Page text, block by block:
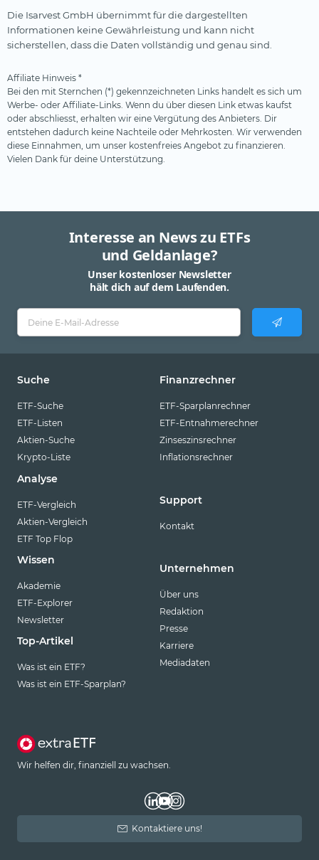
Die Isarvest GmbH übernimmt für die dargestellten
Informationen keine Gewährleistung und kann nicht
sicherstellen, dass die Daten vollständig und genau sind.
Affiliate Hinweis *
Bei den mit Sternchen (*) gekennzeichneten Links handelt es sich um
Werbe- oder Affiliate-Links. Wenn du über diesen Link etwas kaufst
oder abschliesst, erhalten wir eine Vergütung des Anbieters. Dir
entstehen dadurch keine Nachteile oder Mehrkosten. Wir verwenden
diese Einnahmen, um unser kostenfreies Angebot zu finanzieren.
Vielen Dank für deine Unterstützung.
Interesse an News zu ETFs
und Geldanlage?
Unser kostenloser Newsletter
hält dich auf dem Laufenden.
Suche
ETF-Suche
ETF-Listen
Aktien-Suche
Krypto-Liste
Analyse
ETF-Vergleich
Aktien-Vergleich
ETF Top Flop
Wissen
Akademie
ETF-Explorer
Newsletter
Top-Artikel
Was ist ein ETF?
Was ist ein ETF-Sparplan?
Finanzrechner
ETF-Sparplanrechner
ETF-Entnahmerechner
Zinseszinsrechner
Inflationsrechner
Support
Kontakt
Unternehmen
Über uns
Redaktion
Presse
Karriere
Mediadaten
Wir helfen dir, finanziell zu wachsen.
Kontaktiere uns!